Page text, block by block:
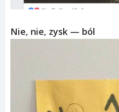
Nie, nie, zysk — ból